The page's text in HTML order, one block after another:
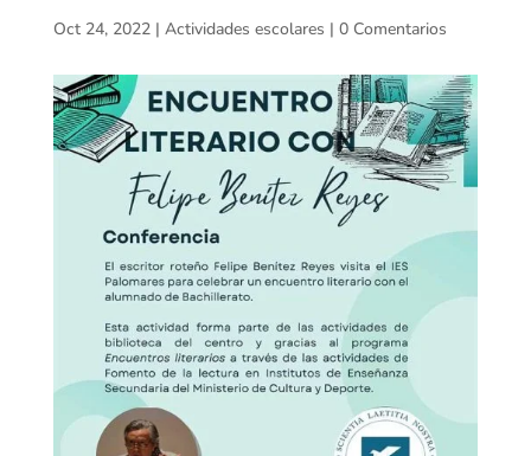
Oct 24, 2022| Actividades escolares | 0 Comentarios